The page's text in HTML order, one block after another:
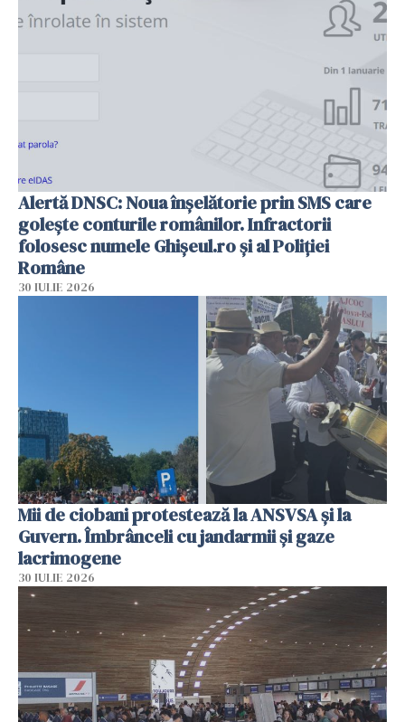
Alertă DNSC: Noua înșelătorie prin SMS care
golește conturile românilor. Infractorii
folosesc numele Ghișeul.ro și al Poliției
Române
30 IULIE 2026
Mii de ciobani protestează la ANSVSA și la
Guvern. Îmbrânceli cu jandarmii și gaze
lacrimogene
30 IULIE 2026